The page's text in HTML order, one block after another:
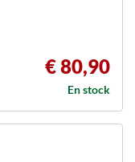
€ 80,90
En stock